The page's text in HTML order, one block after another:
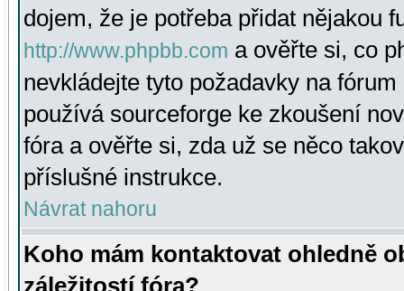
dojem, že je potřeba přidat nějakou
http://www.phpbb.com a ověřte si, co
nevkládejte tyto požadavky na
používá sourceforge ke zkoušení
fóra a ověřte si, zda už se něco
příslušné instrukce.
Návrat nahoru
Koho mám kontaktovat ohledně
záležitostí fóra?